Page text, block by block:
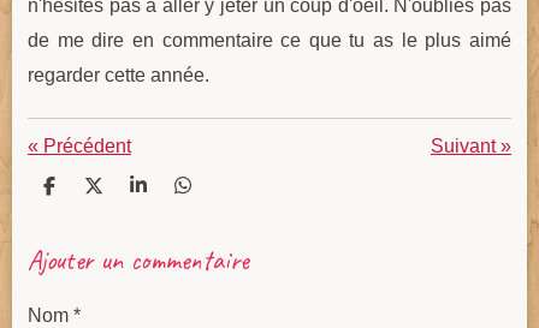
n'hésites pas à aller y jeter un coup d'oeil. N'oublies pas
de me dire en commentaire ce que tu as le plus aimé
regarder cette année.
« Précédent Suivant»
P
t
a
e
P
P
t
a
P
a
Ajouter un commentaire
Nom *